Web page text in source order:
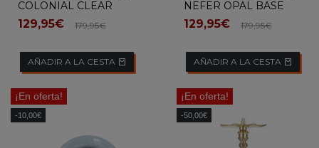
COLONIAL CLEAR
129,95€ 179,95€
AÑADIR A LA CESTA
NEFER OPAL BASE
129,95€ 179,95€
AÑADIR A LA CESTA
¡En oferta!
-10,00€
¡En oferta!
-50,00€